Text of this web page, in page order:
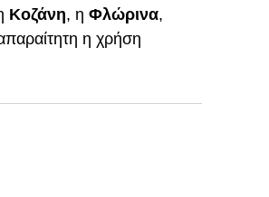
Κοζάνη, η Φλώρινα,
η χρήση